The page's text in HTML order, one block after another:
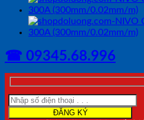
☎ 09345.68.996